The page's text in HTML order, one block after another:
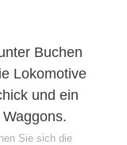
Buchen
Lokomotive
und ein
Sie sich die